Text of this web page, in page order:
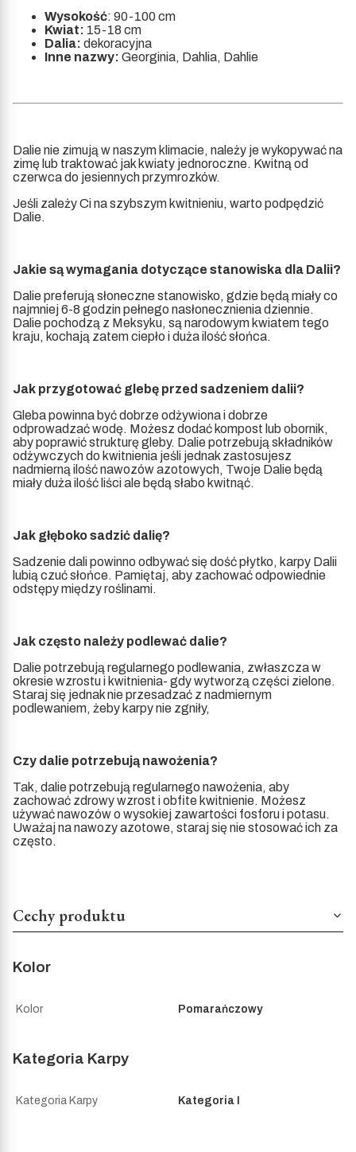
Wysokość: 90-100 cm
Kwiat: 15-18 cm
Dalia: dekoracyjna
Inne nazwy: Georginia, Dahlia, Dahlie
Dalie nie zimują w naszym klimacie, należy je wykopywać na
zimę lub traktować jak kwiaty jednoroczne. Kwitną od
czerwca do jesiennych przymrozków.
Jeśli zależy Ci na szybszym kwitnieniu, warto podpędzić
Dalie.
Jakie są wymagania dotyczące stanowiska dla Dalii?
Dalie preferują słoneczne stanowisko, gdzie będą miały co
najmniej 6-8 godzin pełnego nasłonecznienia dziennie.
Dalie pochodzą z Meksyku, są narodowym kwiatem tego
kraju, kochają zatem ciepło i duża ilość słońca.
Jak przygotować glebę przed sadzeniem dalii?
Gleba powinna być dobrze odżywiona i dobrze
odprowadzać wodę. Możesz dodać kompost lub obornik,
aby poprawić strukturę gleby. Dalie potrzebują składników
odżywczych do kwitnienia jeśli jednak zastosujesz
nadmierną ilość nawozów azotowych, Twoje Dalie będą
miały duża ilość liści ale będą słabo kwitnąć.
Jak głęboko sadzić dalię?
Sadzenie dali powinno odbywać się dość płytko, karpy Dalii
lubią czuć słońce. Pamiętaj, aby zachować odpowiednie
odstępy między roślinami.
Jak często należy podlewać dalie?
Dalie potrzebują regularnego podlewania, zwłaszcza w
okresie wzrostu i kwitnienia- gdy wytworzą części zielone.
Staraj się jednak nie przesadzać z nadmiernym
podlewaniem, żeby karpy nie zgniły,
Czy dalie potrzebują nawożenia?
Tak, dalie potrzebują regularnego nawożenia, aby
zachować zdrowy wzrost i obfite kwitnienie. Możesz
używać nawozów o wysokiej zawartości fosforu i potasu.
Uważaj na nawozy azotowe, staraj się nie stosować ich za
często.
Cechy produktu
Kolor
Kolor Pomarańczowy
Kategoria Karpy
Kategoria Karpy Kategoria I